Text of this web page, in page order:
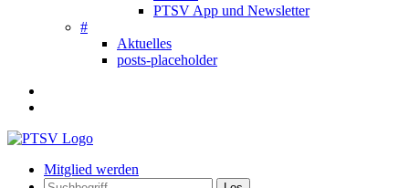
PTSV App und Newsletter
#
Aktuelles
posts-placeholder
Mitglied werden